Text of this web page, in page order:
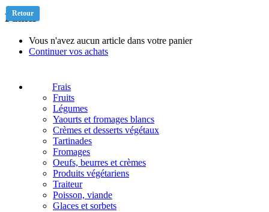
Panier
Vous n'avez aucun article dans votre panier
Continuer vos achats
Frais
Fruits
Légumes
Yaourts et fromages blancs
Crèmes et desserts végétaux
Tartinades
Fromages
Oeufs, beurres et crèmes
Produits végétariens
Traiteur
Poisson, viande
Glaces et sorbets
Retour